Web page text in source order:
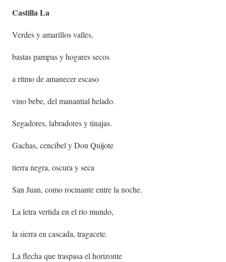
Castilla La
Verdes y amarillos valles,
bastas pampas y hogares secos
a ritmo de amanecer escaso
vino bebe, del manantial helado.
Segadores, labradores y tinajas.
Gachas, cencibel y Don Quijote
tierra negra, oscura y seca
San Juan, como rocinante entre la noche.
La letra vertida en el río mundo,
la sierra en cascada, tragacete.
La flecha que traspasa el horizonte